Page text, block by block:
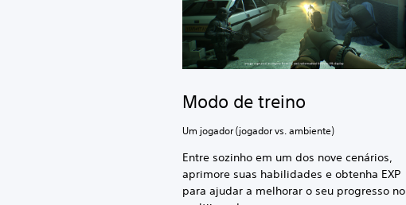
Modo de treino
Um jogador (jogador vs. ambiente)
Entre sozinho em um dos nove cenários,
aprimore suas habilidades e obtenha EXP
para ajudar a melhorar o seu progresso no